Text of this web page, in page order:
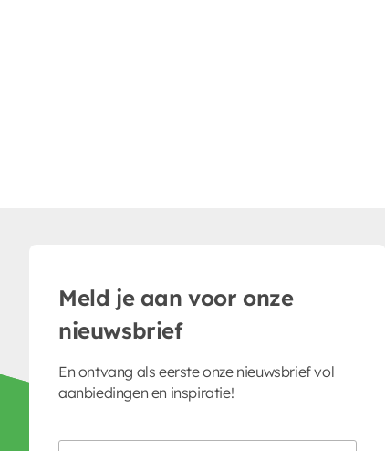
Meld je aan voor onze
nieuwsbrief
En ontvang als eerste onze nieuwsbrief vol
aanbiedingen en inspiratie!